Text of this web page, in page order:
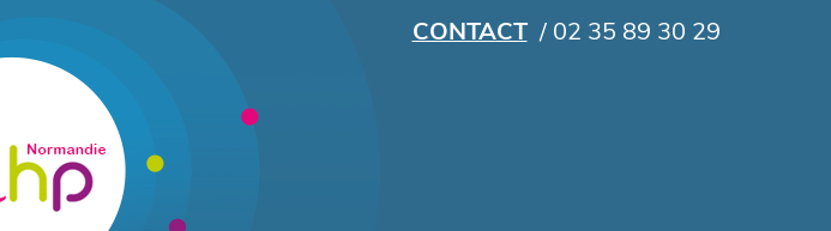
contenu
principal
CONTACT/ 02 35 89 30 29